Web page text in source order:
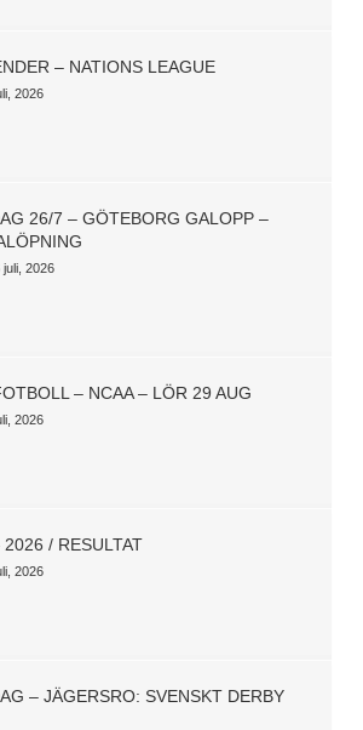
– NATIONS LEAGUE
2026
26/7 – GÖTEBORG GALOPP –
juli, 2026
– NCAA – LÖR 29 AUG
2026
/ RESULTAT
2026
– JÄGERSRO: SVENSKT DERBY